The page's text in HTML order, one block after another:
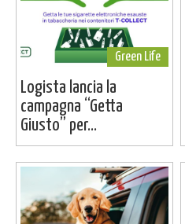
Green Life
Logista lancia la
campagna “Getta
Giusto” per...